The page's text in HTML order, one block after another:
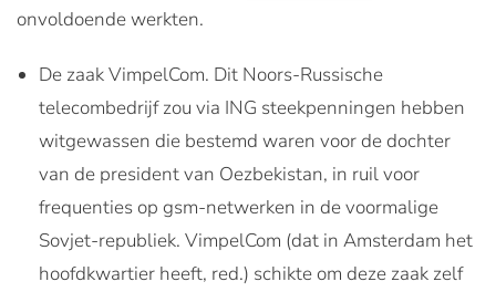
onvoldoende werkten.
De zaak VimpelCom. Dit Noors-Russische
telecombedrijf zou via ING steekpenningen hebben
witgewassen die bestemd waren voor de dochter
van de president van Oezbekistan, in ruil voor
frequenties op gsm-netwerken in de voormalige
Sovjet-republiek. VimpelCom (dat in Amsterdam het
hoofdkwartier heeft, red.) schikte om deze zaak zelf